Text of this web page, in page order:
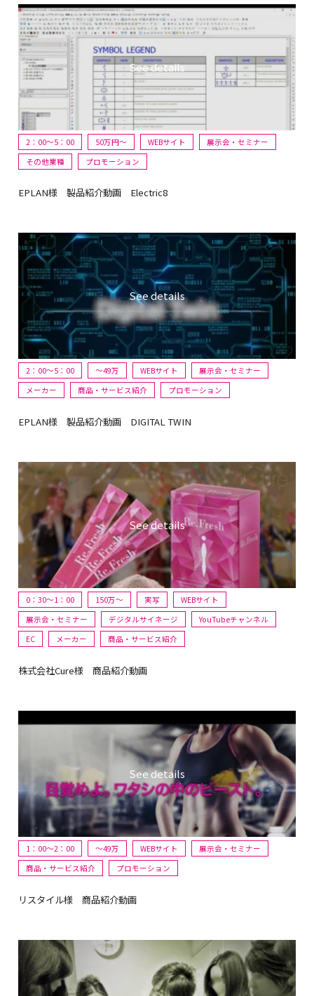
2：00～5：00 50万円〜 WEBサイト
展示会・セミナー
その他業種
プロモーション
EPLAN様 製品紹介動画 Electric8
2：00～5：00 〜49万 WEBサイト
展示会・セミナー
メーカー
商品・サービス紹介 プロモーション
EPLAN様 製品紹介動画 DIGITAL TWIN
0：30～1：00 150万〜 実写
WEBサイト
展示会・セミナー
デジタルサイネージ
YouTubeチャンネル
EC
メーカー 商品・サービス紹介
株式会社Cure様 商品紹介動画
1：00～2：00 〜49万 WEBサイト
展示会・セミナー
商品・サービス紹介
プロモーション
リスタイル様 商品紹介動画